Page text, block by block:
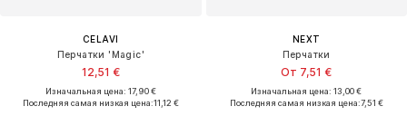
CELAVI
Перчатки 'Magic'
12,51 €
Изначальная цена: 17,90 €
Последняя самая низкая цена:11,12 €
NEXT
Перчатки
От 7,51 €
Изначальная цена: 13,00 €
Последняя самая низкая цена:7,51 €